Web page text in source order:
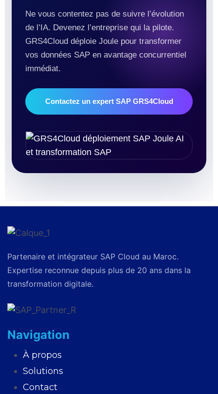
Ne vous contentez pas de suivre l’évolution
de l’IA. Devenez l’entreprise qui la pilote.
GRS4Cloud déploie Joule pour transformer
vos données SAP en avantage concurrentiel
immédiat.
Contactez un expert SAP GRS4Cloud
Partenaire et intégrateur SAP Cloud au Maroc.
Expertise reconnue depuis plus de 20 ans dans la
transformation digitale.
Navigation
À propos
Solutions
Contact